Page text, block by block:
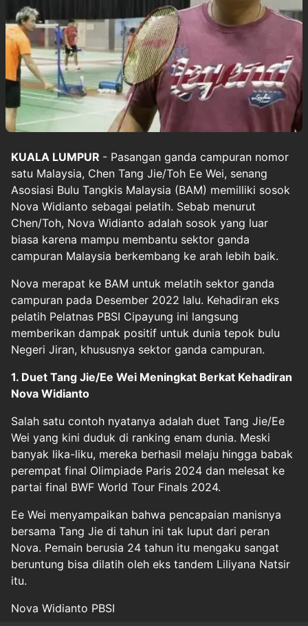
KUALA LUMPUR - Pasangan ganda campuran nomor
satu Malaysia, Chen Tang Jie/Toh Ee Wei, senang
Asosiasi Bulu Tangkis Malaysia (BAM) memilliki sosok
Nova Widianto sebagai pelatih. Sebab menurut
Chen/Toh, Nova Widianto adalah sosok yang luar
biasa karena mampu membantu sektor ganda
campuran Malaysia berkembang ke arah lebih baik.
Nova merapat ke BAM untuk melatih sektor ganda
campuran pada Desember 2022 lalu. Kehadiran eks
pelatih Pelatnas PBSI Cipayung ini langsung
memberikan dampak positif untuk dunia tepok bulu
Negeri Jiran, khususnya sektor ganda campuran.
1. Duet Tang Jie/Ee Wei Meningkat Berkat Kehadiran
Nova Widianto
Salah satu contoh nyatanya adalah duet Tang Jie/Ee
Wei yang kini duduk di ranking enam dunia. Meski
banyak lika-liku, mereka berhasil melaju hingga babak
perempat final Olimpiade Paris 2024 dan melesat ke
partai final BWF World Tour Finals 2024.
Ee Wei menyampaikan bahwa pencapaian manisnya
bersama Tang Jie di tahun ini tak luput dari peran
Nova. Pemain berusia 24 tahun itu mengaku sangat
beruntung bisa dilatih oleh eks tandem Liliyana Natsir
itu.
Nova Widianto PBSI